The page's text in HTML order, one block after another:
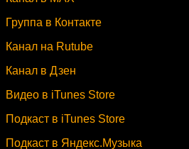
Группа в Контакте
Канал на Rutube
Канал в Дзен
Видео в iTunes Store
Подкаст в iTunes Store
Подкаст в Яндекс.Музыка